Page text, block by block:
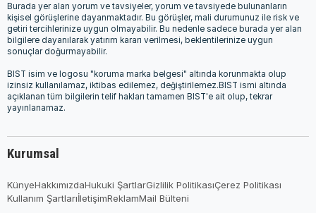
Burada yer alan yorum ve tavsiyeler, yorum ve tavsiyede bulunanların
kişisel görüşlerine dayanmaktadır. Bu görüşler, mali durumunuz ile risk ve
getiri tercihlerinize uygun olmayabilir. Bu nedenle sadece burada yer alan
bilgilere dayanılarak yatırım kararı verilmesi, beklentilerinize uygun
sonuçlar doğurmayabilir.
BIST isim ve logosu "koruma marka belgesi" altında korunmakta olup
izinsiz kullanılamaz, iktibas edilemez, değiştirilemez.BIST ismi altında
açıklanan tüm bilgilerin telif hakları tamamen BIST'e ait olup, tekrar
yayınlanamaz.
Kurumsal
KünyeHakkımızdaHukuki ŞartlarGizlilik PolitikasıÇerez Politikası
Kullanım ŞartlarıİletişimReklamMail Bülteni